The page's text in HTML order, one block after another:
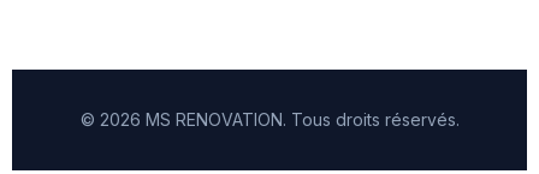
© 2026 MS RENOVATION. Tous droits réservés.